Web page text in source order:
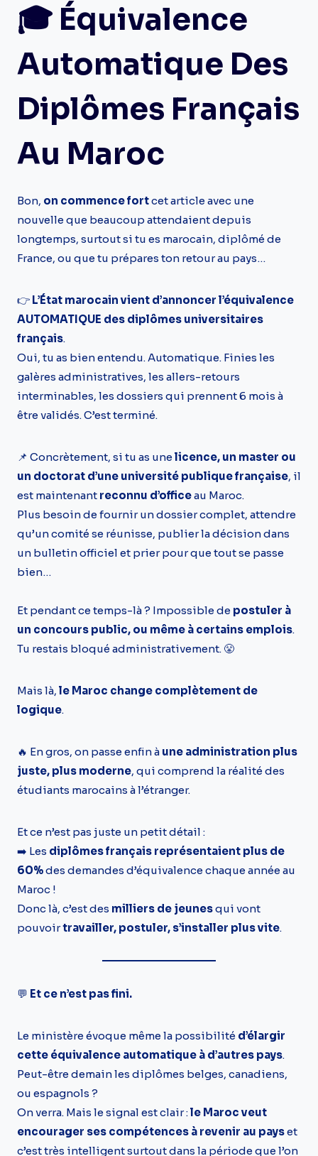
🎓 Équivalence
Automatique Des
Diplômes Français
Au Maroc
Bon, on commence fortcet article avec une
nouvelle que beaucoup attendaient depuis
longtemps, surtout si tu es marocain, diplômé de
France, ou que tu prépares ton retour au pays…
👉 L’État marocain vient d’annoncer l’équivalence
AUTOMATIQUE des diplômes universitaires
français.
Oui, tu as bien entendu. Automatique. Finies les
galères administratives, les allers-retours
interminables, les dossiers qui prennent 6 mois à
être validés. C’est terminé.
📌 Concrètement, si tu as unelicence, un master ou
un doctorat d’une université publique française, il
est maintenant reconnu d’officeau Maroc.
Plus besoin de fournir un dossier complet, attendre
qu’un comité se réunisse, publier la décision dans
un bulletin officiel et prier pour que tout se passe
bien…
Et pendant ce temps-là ? Impossible de postuler à
un concours public, ou même à certains emplois.
Tu restais bloqué administrativement. 😤
Mais là, le Maroc change complètement de
logique.
🔥 En gros, on passe enfin à une administration plus
juste, plus moderne, qui comprend la réalité des
étudiants marocains à l’étranger.
Et ce n’est pas juste un petit détail :
➡️ Les diplômes français représentaient plus de
60%des demandes d’équivalence chaque année au
Maroc !
Donc là, c’est des milliers de jeunesqui vont
pouvoirtravailler, postuler, s’installer plus vite.
💬 Et ce n’est pas fini.
Le ministère évoque même la possibilité d’élargir
cette équivalence automatique à d’autres pays.
Peut-être demain les diplômes belges, canadiens,
ou espagnols ?
On verra. Mais le signal est clair :le Maroc veut
encourager ses compétences à revenir au payset
c’est très intelligent surtout dans la période que l’on